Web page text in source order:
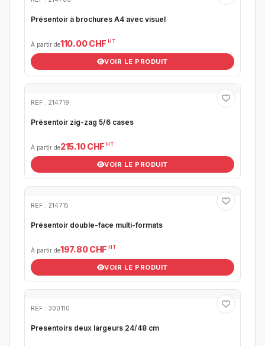
Présentoir à brochures A4 avec visuel
À partir de110.00 CHF HT
VOIR LE PRODUIT
RÉF : 214719
Présentoir zig-zag 5/6 cases
À partir de215.10 CHF HT
VOIR LE PRODUIT
RÉF : 214715
Présentoir double-face multi-formats
À partir de197.80 CHF HT
VOIR LE PRODUIT
RÉF : 300110
Presentoirs deux largeurs 24/48 cm